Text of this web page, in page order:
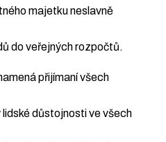
majetku neslavně
do veřejných rozpočtů.
přijímaní všech
důstojnosti ve všech